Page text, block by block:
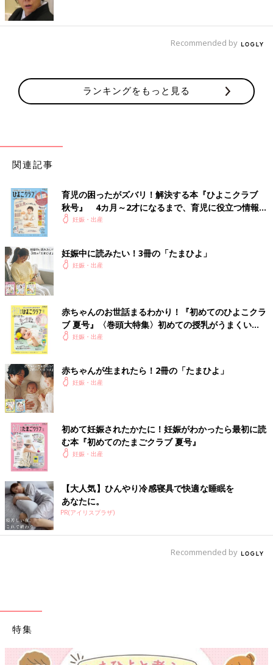
Recommended by
ランキングをもっと見る
関連記事
育児の困ったがズバリ！解決する本『ひよこクラブ
秋号』 4カ月～2才になるまで、育児に役立つ情報が
いっぱい！
妊娠・出産
妊娠中に読みたい！3冊の「たまひよ」
妊娠・出産
赤ちゃんのお世話まるわかり！『初めてのひよこクラ
ブ 夏号』〈巻頭大特集〉初めての授乳がうまくい
く！ おっぱい・ミルクの基本と夏のトラブル 解決テ
妊娠・出産
赤ちゃんが生まれたら！2冊の「たまひよ」
妊娠・出産
初めて妊娠されたかたに！妊娠がわかったら最初に読
む本『初めてのたまごクラブ 夏号』
妊娠・出産
【大人気】ひんやり冷感寝具で快適な睡眠を
あなたに。
PR(アイリスプラザ)
Recommended by
特集